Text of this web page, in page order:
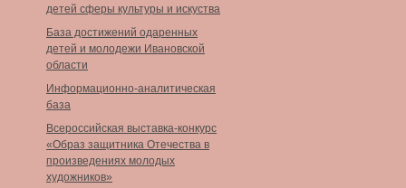
детей сферы культуры и искуства
База достижений одаренных
детей и молодежи Ивановской
области
Информационно-аналитическая
база
Всероссийская выставка-конкурс
«Образ защитника Отечества в
произведениях молодых
художников»